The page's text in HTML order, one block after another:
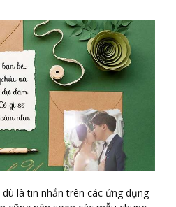
là tin nhắn trên các ứng dụng